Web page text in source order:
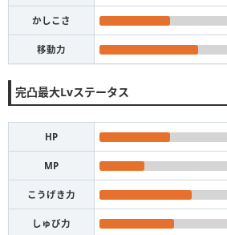
かしこさ
移動力
完凸最大Lvステータス
HP
MP
こうげき力
しゅび力